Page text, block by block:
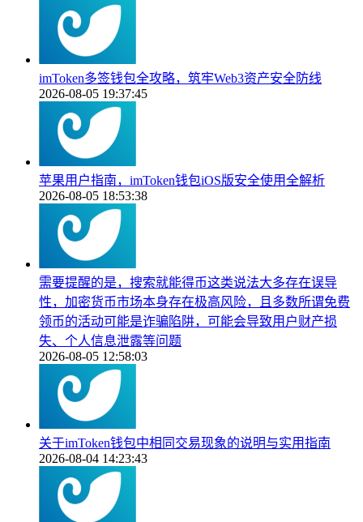
imToken多签钱包全攻略，筑牢Web3资产安全防线
2026-08-05 19:37:45
苹果用户指南，imToken钱包iOS版安全使用全解析
2026-08-05 18:53:38
需要提醒的是，搜索就能得币这类说法大多存在误导
性，加密货币市场本身存在极高风险，且多数所谓免费
领币的活动可能是诈骗陷阱，可能会导致用户财产损
失、个人信息泄露等问题
2026-08-05 12:58:03
关于imToken钱包中相同交易现象的说明与实用指南
2026-08-04 14:23:43